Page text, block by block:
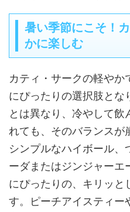
暑い季節にこそ！
かに楽しむ
カティ・サークの軽やか
にぴったりの選択肢とな
とは異なり、冷やして飲
れても、そのバランスが
シンプルなハイボール、
ーダまたはジンジャーエ
にぴったりの、キリッと
す。ピーチアイスティー